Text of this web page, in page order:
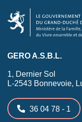
GERO A.S.B.L.
1, Dernier Sol
L-2543 Bonnevoie,
36 04 78 - 1